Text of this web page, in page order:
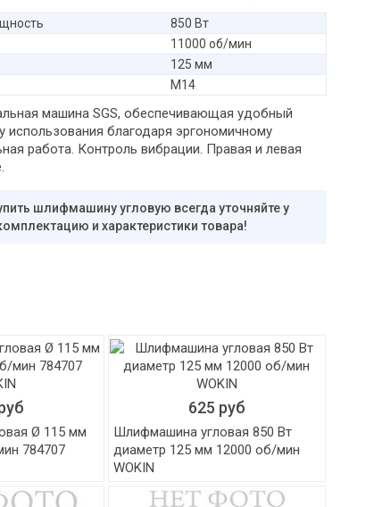
850 Вт
11000 об/мин
125 мм
М14
машина SGS, обеспечивающая удобный
использования благодаря эргономичному
работа. Контроль вибрации. Правая и левая
шлифмашину угловую всегда уточняйте у
и характеристики товара!
Ø 115 мм
784707
625 руб
Шлифмашина угловая 850 Вт
диаметр 125 мм 12000 об/мин
WOKIN